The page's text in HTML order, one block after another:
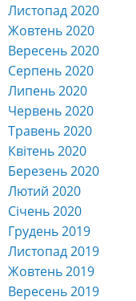
Листопад 2020
Жовтень 2020
Вересень 2020
Серпень 2020
Липень 2020
Червень 2020
Травень 2020
Квітень 2020
Березень 2020
Лютий 2020
Січень 2020
Грудень 2019
Листопад 2019
Жовтень 2019
Вересень 2019